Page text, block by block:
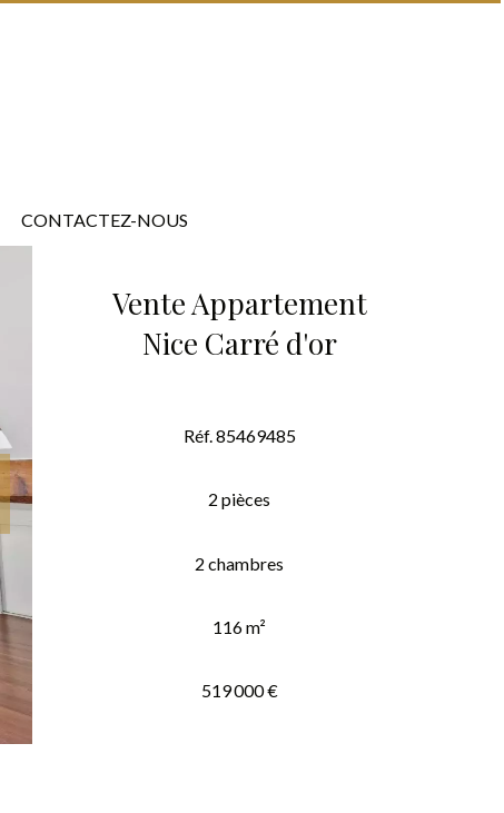
CONTACTEZ-NOUS
Vente Appartement
Nice Carré d'or
Réf. 85469485
2 pièces
2 chambres
116 m²
519 000 €